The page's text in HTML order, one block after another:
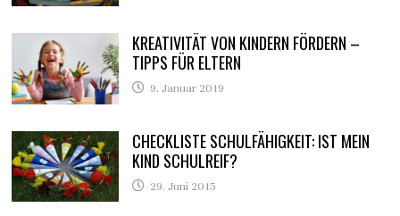
KREATIVITÄT VON KINDERN FÖRDERN –
TIPPS FÜR ELTERN
9. Januar 2019
CHECKLISTE SCHULFÄHIGKEIT: IST MEIN
KIND SCHULREIF?
29. Juni 2015